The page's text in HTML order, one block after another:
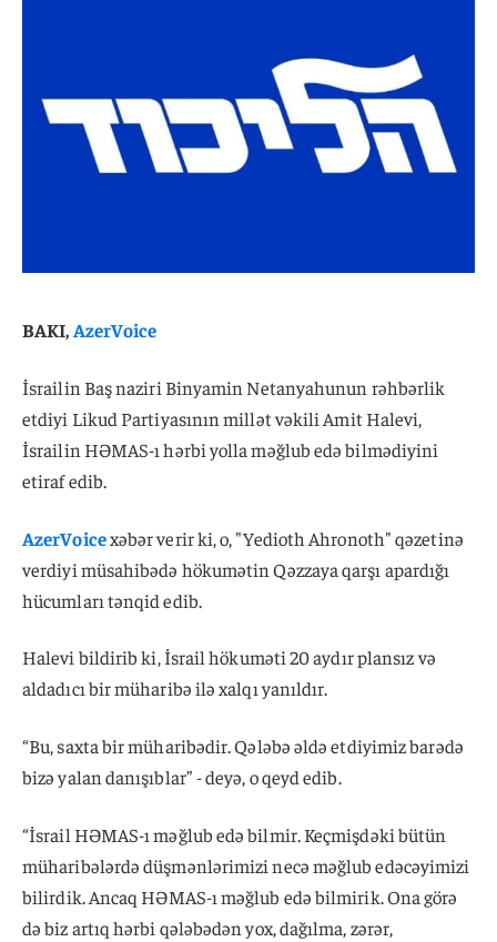
BAKI,AzerVoice
İsrailin Baş naziri Binyamin Netanyahunun rəhbərlik
etdiyi Likud Partiyasının millət vəkili Amit Halevi,
İsrailin HƏMAS-ı hərbi yolla məğlub edə bilmədiyini
etiraf edib.
AzerVoicexəbər verir ki, o, "Yedioth Ahronoth" qəzetinə
verdiyi müsahibədə hökumətin Qəzzaya qarşı apardığı
hücumları tənqid edib.
Halevi bildirib ki, İsrail hökuməti 20 aydır plansız və
aldadıcı bir müharibə ilə xalqı yanıldır.
“Bu, saxta bir müharibədir. Qələbə əldə etdiyimiz barədə
bizə yalan danışıblar” - deyə, o qeyd edib.
“İsrail HƏMAS-ı məğlub edə bilmir. Keçmişdəki bütün
müharibələrdə düşmənlərimizi necə məğlub edəcəyimizi
bilirdik. Ancaq HƏMAS-ı məğlub edə bilmirik. Ona görə
də biz artıq hərbi qələbədən yox, dağılma, zərər,